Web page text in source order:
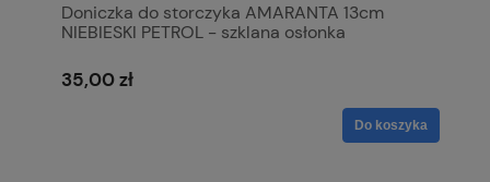
Doniczka do storczyka AMARANTA 13cm
NIEBIESKI PETROL - szklana osłonka
35,00 zł
Do koszyka